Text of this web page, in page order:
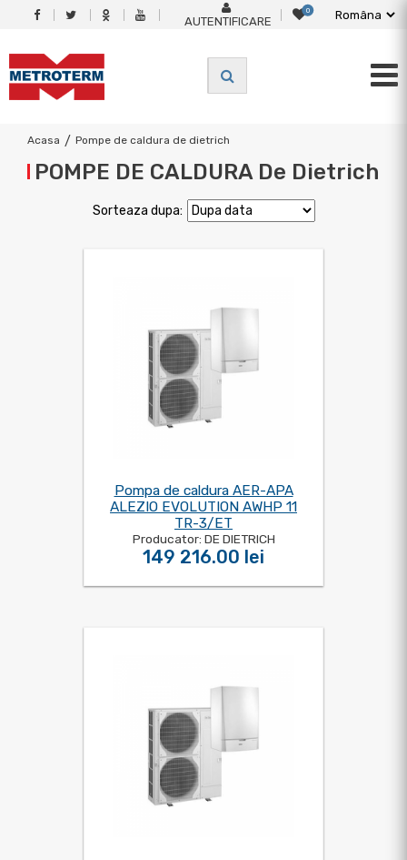
AUTENTIFICARE
0
Acasa / Pompe de caldura de dietrich
POMPE DE CALDURA De Dietrich
Sorteaza dupa:
Pompa de caldura AER-APA
ALEZIO EVOLUTION AWHP 11
TR-3/ET
Producator: DE DIETRICH
149 216.00 lei